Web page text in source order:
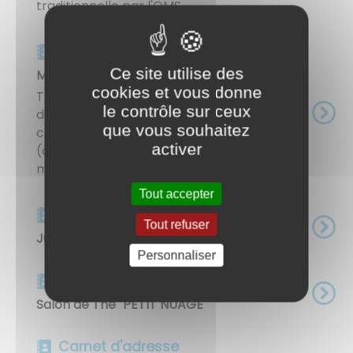
traditionnelle par l'OMS ...
Carnet d'adresse
Mani TRANSPORT
Transports privés & professionnels toutes
distances Transport Médical assis (Taxi
conventionné CPAM) Livraisons
(certification ADR, tous types de colis, plis,
messagerie...) 24H/24H Navette GARES ...
Carnet d'adresse
Juliette PRETET - Ostéopathe
Salon de Thé "PETIT NUAGE"
Carnet d'adresse
Ce site utilise des
cookies et vous donne
le contrôle sur ceux
que vous souhaitez
activer
Tout accepter
Tout refuser
Personnaliser